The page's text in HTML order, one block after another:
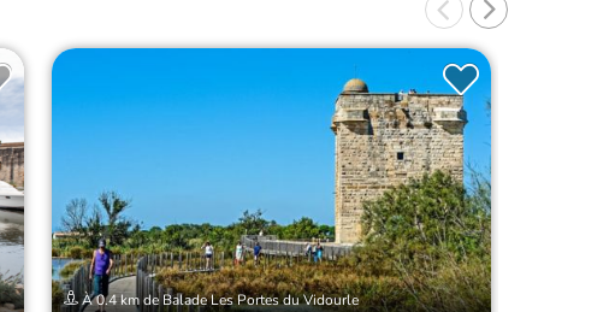
À 0.4 km de Balade Les Portes du Vidourle